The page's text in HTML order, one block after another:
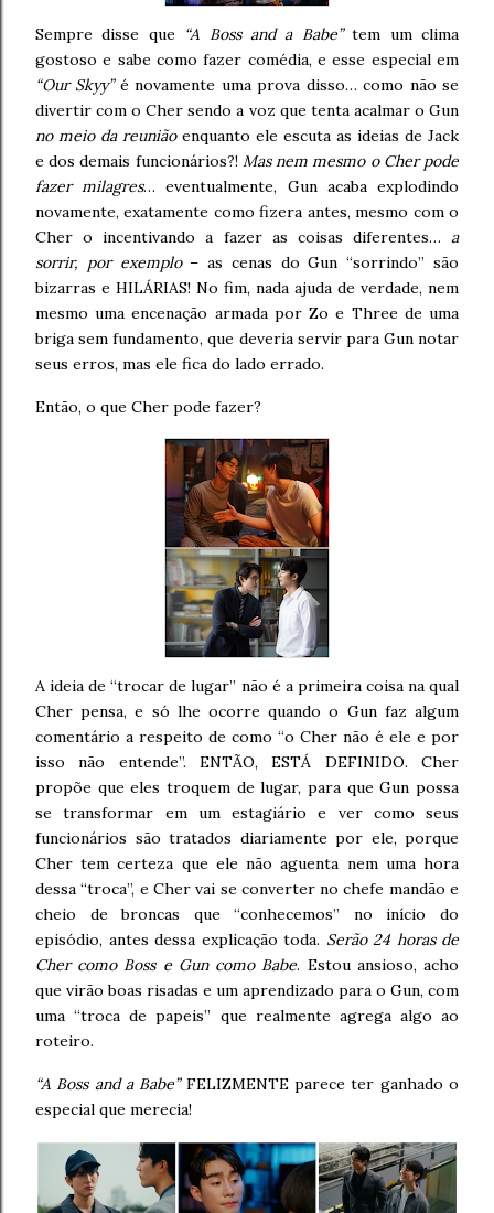
Sempre disse que “A Boss and a Babe”tem um clima
gostoso e sabe como fazer comédia, e esse especial em
“Our Skyy”é novamente uma prova disso… como não se
divertir com o Cher sendo a voz que tenta acalmar o Gun
no meio da reuniãoenquanto ele escuta as ideias de Jack
e dos demais funcionários?! Mas nem mesmo o Cher pode
fazer milagres… eventualmente, Gun acaba explodindo
novamente, exatamente como fizera antes, mesmo com o
Cher o incentivando a fazer as coisas diferentes… a
sorrir, por exemplo– as cenas do Gun “sorrindo” são
bizarras e HILÁRIAS! No fim, nada ajuda de verdade, nem
mesmo uma encenação armada por Zo e Three de uma
briga sem fundamento, que deveria servir para Gun notar
seus erros, mas ele fica do lado errado.
Então, o que Cher pode fazer?
A ideia de “trocar de lugar” não é a primeira coisa na qual
Cher pensa, e só lhe ocorre quando o Gun faz algum
comentário a respeito de como “o Cher não é ele e por
isso não entende”. ENTÃO, ESTÁ DEFINIDO. Cher
propõe que eles troquem de lugar, para que Gun possa
se transformar em um estagiário e ver como seus
funcionários são tratados diariamente por ele, porque
Cher tem certeza que ele não aguenta nem uma hora
dessa “troca”, e Cher vai se converter no chefe mandão e
cheio de broncas que “conhecemos” no início do
episódio, antes dessa explicação toda. Serão 24 horas de
Cher como Boss e Gun como Babe. Estou ansioso, acho
que virão boas risadas e um aprendizado para o Gun, com
uma “troca de papeis” que realmente agrega algo ao
roteiro.
“A Boss and a Babe”FELIZMENTE parece ter ganhado o
especial que merecia!